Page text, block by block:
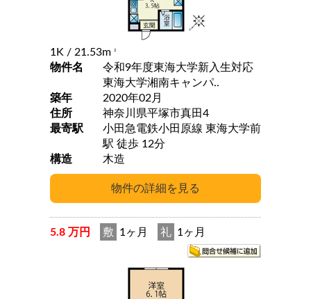
1K / 21.53m 2
物件名
令和9年度東海大学新入生対応
東海大学湘南キャンパ..
築年
2020年02月
住所
神奈川県平塚市真田4
最寄駅
小田急電鉄小田原線 東海大学前
駅 徒歩 12分
構造
木造
5.8 万円 敷 1ヶ月 礼 1ヶ月